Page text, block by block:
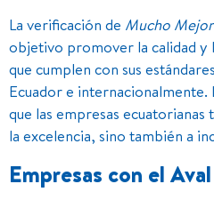
La verificación de Mucho
objetivo promover la calidad y
que cumplen con sus
Ecuador e internacionalmente.
que las empresas ecuatorianas
la excelencia, sino también a
Empresas con el